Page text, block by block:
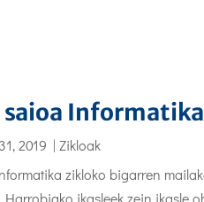
2019 |Zikloak
zikloko bigarren